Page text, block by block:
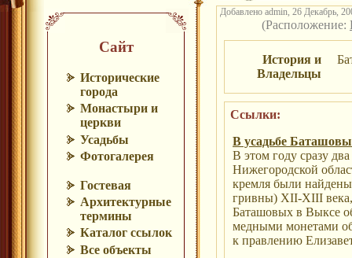
Сайт
Исторические
города
Монастыри и
церкви
Усадьбы
Фотогалерея
Гостевая
Архитектурные
термины
Каталог ссылок
Все объекты
Добавлено admin, 26 Декабрь,
(Расположение:
История и
Владельцы
Ссылки:
В усадьбе
В этом году сразу
Нижегородской
кремля были
гривны) XII-XIII века,
Баташовых в Выксе
медными монетами
к правлению